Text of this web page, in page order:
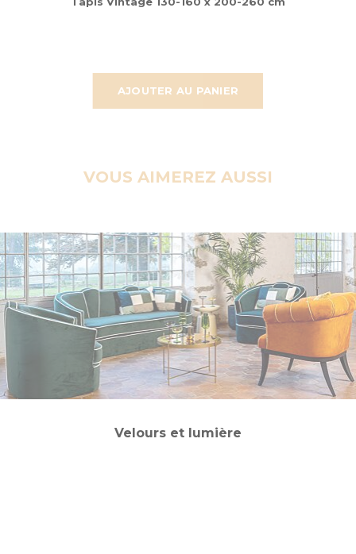
AJOUTER AU PANIER
VOUS AIMEREZ AUSSI
Velours et lumière